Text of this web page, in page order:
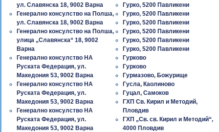
ул. Славянска 18, 9002 Варна
Генерално консулство на Полша,
ул. Славянска 18, 9002 Варна
Генерално консулство на Полша,
улица „Славянска“ 18, 9002
Варна
Генерално консулство НА
Руската Федерация, ул.
Македония 53, 9002 Варна
Генерално консулство НА
Руската Федерация, ул.
Македония 53, 9002 Варна
Генерално консулство НА
Руската Федерация, ул.
Македония 53, 9002 Варна
Гурко, 5200 Павликени
Гурко, 5200 Павликени
Гурко, 5200 Павликени
Гурко, 5200 Павликени
Гурко, 5200 Павликени
Гурко, 5200 Павликени
Гурково
Гурково
Гурмазово, Божурище
Гусла, Каолиново
Гуцал, Самоков
ГХП Св. Кирил и Методий,
Пловдив
ГХП „Св. св. Кирил и Методий“,
4000 Пловдив